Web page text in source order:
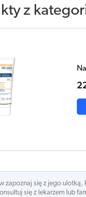
z
zapoznaj się z jego
się z lekarzem lub